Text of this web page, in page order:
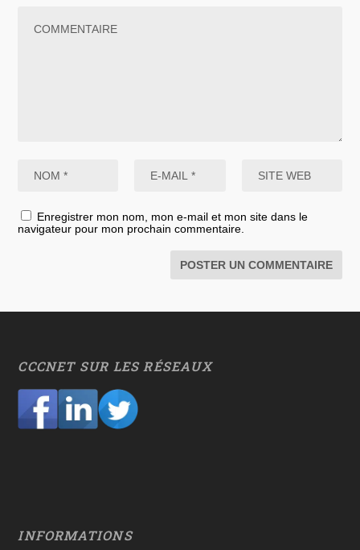
Enregistrer mon nom, mon e-mail et mon site dans le
navigateur pour mon prochain commentaire.
CCCNET SUR LES RÉSEAUX
INFORMATIONS